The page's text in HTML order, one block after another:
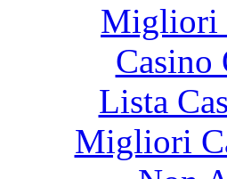
Migliori
Lista
Migliori